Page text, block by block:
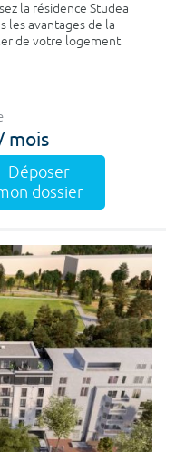
la résidence Studea
les avantages de la
de votre logement
mois
Déposer
dossier